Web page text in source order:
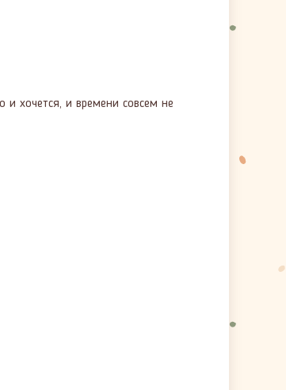
и хочется, и времени совсем не